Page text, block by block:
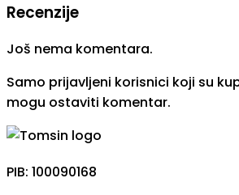
Recenzije
Još nema komentara.
Samo prijavljeni korisnici koji su
mogu ostaviti komentar.
PIB: 100090168